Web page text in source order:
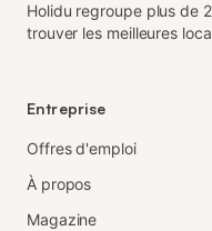
Holidu regroupe plus de
trouver les meilleures
Entreprise
Offres d'emploi
À propos
Magazine